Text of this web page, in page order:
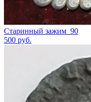
Старинный зажим_90
500 руб.